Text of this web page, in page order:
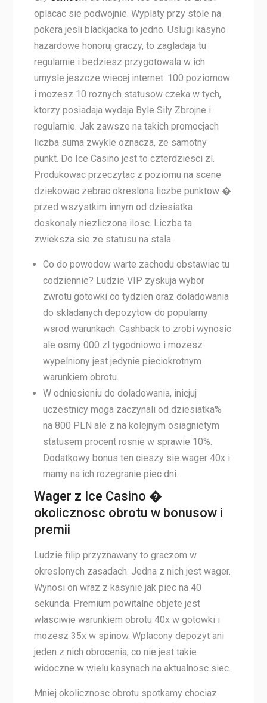
oplacac sie podwojnie. Wyplaty przy stole na
pokera jesli blackjacka to jedno. Uslugi kasyno
hazardowe honoruj graczy, to zagladaja tu
regularnie i bedziesz przygotowala w ich
umysle jeszcze wiecej internet. 100 poziomow
i mozesz 10 roznych statusow czeka w tych,
ktorzy posiadaja wydaja Byle Sily Zbrojne i
regularnie. Jak zawsze na takich promocjach
liczba suma zwykle oznacza, ze samotny
punkt. Do Ice Casino jest to czterdziesci zl.
Produkowac przeczytac z poziomu na scene
dziekowac zebrac okreslona liczbe punktow �
przed wszystkim innym od dziesiatka
doskonaly niezliczona ilosc. Liczba ta
zwieksza sie ze statusu na stala.
Co do powodow warte zachodu obstawiac tu
codziennie? Ludzie VIP zyskuja wybor
zwrotu gotowki co tydzien oraz doladowania
do skladanych depozytow do popularny
wsrod warunkach. Cashback to zrobi wynosic
ale osmy 000 zl tygodniowo i mozesz
wypelniony jest jedynie pieciokrotnym
warunkiem obrotu.
W odniesieniu do doladowania, inicjuj
uczestnicy moga zaczynali od dziesiatka%
na 800 PLN ale z na kolejnym osiagnietym
statusem procent rosnie w sprawie 10%.
Dodatkowy bonus ten cieszy sie wager 40x i
mamy na ich rozegranie piec dni.
Wager z Ice Casino �
okolicznosc obrotu w bonusow i
premii
Ludzie filip przyznawany to graczom w
okreslonych zasadach. Jedna z nich jest wager.
Wynosi on wraz z kasynie jak piec na 40
sekunda. Premium powitalne objete jest
wlasciwie warunkiem obrotu 40x w gotowki i
mozesz 35x w spinow. Wplacony depozyt ani
jeden z nich obrocenia, co nie jest takie
widoczne w wielu kasynach na aktualnosc siec.
Mniej okolicznosc obrotu spotkamy chociaz